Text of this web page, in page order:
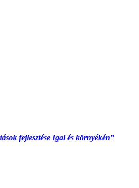
fejlesztése Igal és környékén”